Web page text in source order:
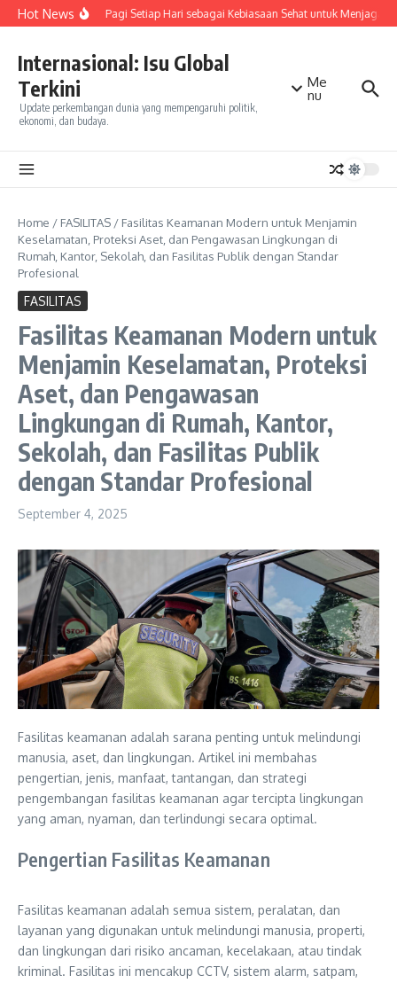
Skip to content
Hot NewsOlahraga Pagi Setiap Hari sebagai Kebiasaan Sehat untuk Menjaga
Internasional: Isu Global
Terkini
Update perkembangan dunia yang mempengaruhi politik,
ekonomi, dan budaya.
Me
nu
Home / FASILITAS / Fasilitas Keamanan Modern untuk Menjamin
Keselamatan, Proteksi Aset, dan Pengawasan Lingkungan di
Rumah, Kantor, Sekolah, dan Fasilitas Publik dengan Standar
Profesional
FASILITAS
Fasilitas Keamanan Modern untuk
Menjamin Keselamatan, Proteksi
Aset, dan Pengawasan
Lingkungan di Rumah, Kantor,
Sekolah, dan Fasilitas Publik
dengan Standar Profesional
September 4, 2025
Fasilitas keamanan adalah sarana penting untuk melindungi
manusia, aset, dan lingkungan. Artikel ini membahas
pengertian, jenis, manfaat, tantangan, dan strategi
pengembangan fasilitas keamanan agar tercipta lingkungan
yang aman, nyaman, dan terlindungi secara optimal.
Pengertian Fasilitas Keamanan
Fasilitas keamanan adalah semua sistem, peralatan, dan
layanan yang digunakan untuk melindungi manusia, properti,
dan lingkungan dari risiko ancaman, kecelakaan, atau tindak
kriminal. Fasilitas ini mencakup CCTV, sistem alarm, satpam,